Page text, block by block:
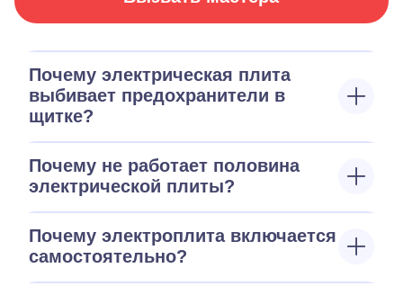
Почему электрическая плита
выбивает предохранители в
щитке?
Почему не работает половина
электрической плиты?
Почему электроплита включается
самостоятельно?